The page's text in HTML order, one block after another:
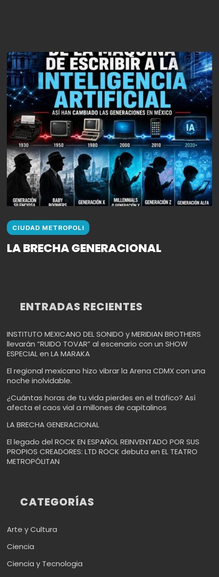
CIUDAD METROPOLI
LA BRECHA GENERACIONAL
ENTRADAS RECIENTES
INSTITUTO MEXICANO DEL SONIDO y MERIDIAN BROTHERS
llevarán “RUIDO TOVAR” al escenario con un SHOW
ESPECIAL en LA MARAKA
El regional mexicano hizo vibrar la Arena CDMX con una
noche inolvidable.
¿Cuántas horas de tu vida pierdes en el tráfico? Así
afecta el caos vial a millones de capitalinos
LA BRECHA GENERACIONAL
El legado del ROCK EN ESPAÑOL REINVENTADO POR SUS
PROPIOS CREADORES: LTD ROCK debuta en EL TEATRO
METROPÓLITAN
CATEGORÍAS
Arte y Cultura
Ciencia
Ciencia y Tecnologia